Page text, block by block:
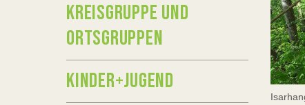
KREISGRUPPE UND
ORTSGRUPPEN
KINDER+JUGEND